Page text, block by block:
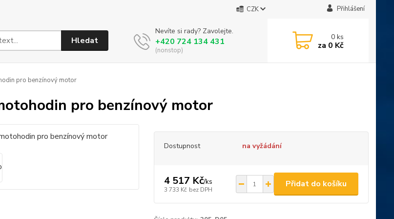
CZK Přihlášení
Hledat
Nevíte si rady? Zavolejte.
+420 724 134 431
(nonstop)
0ks
za 0 Kč
pro benzínový motor
pro benzínový motor
Dostupnost na vyžádání
4 517 Kč/ks
3 733 Kč bez DPH
Přidat do košíku